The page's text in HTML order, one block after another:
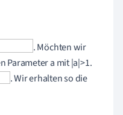
. Möchten wir
Parameter a mit |a|>1.
. Wir erhalten so die